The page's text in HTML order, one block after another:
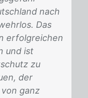
nach
Das
erfolgreichen
und ist
zu
der
ganz